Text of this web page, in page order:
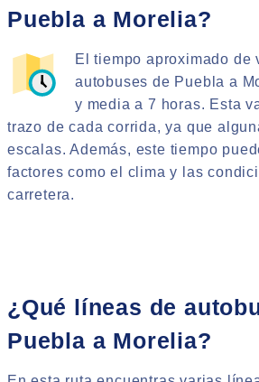
Puebla a Morelia?
El tiempo aproximado de
autobuses de Puebla a
y media a 7 horas. Esta
trazo de cada corrida, ya que
escalas. Además, este tiempo
factores como el clima y las
carretera.
¿Qué líneas de
Puebla a Morelia?